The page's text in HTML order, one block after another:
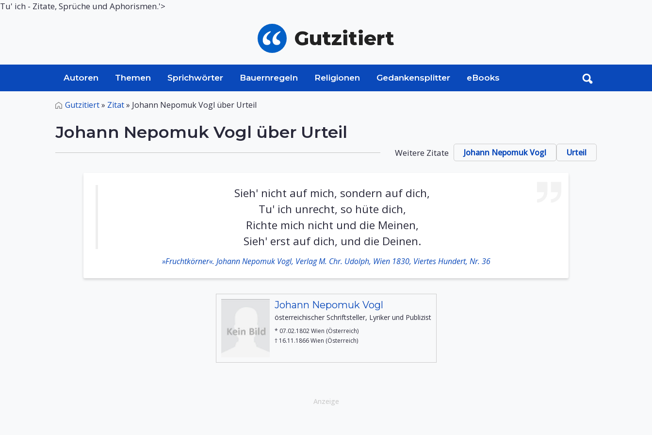
Tu' ich - Zitate, Sprüche und Aphorismen.'>
Gutzitiert
Autoren Themen Sprichwörter Bauernregeln Religionen Gedankensplitter eBooks
Gutzitiert» Zitat» Johann Nepomuk Vogl über Urteil
Johann Nepomuk Vogl über Urteil
Weitere Zitate Johann Nepomuk Vogl Urteil
Sieh' nicht auf mich, sondern auf dich,
Tu' ich unrecht, so hüte dich,
Richte mich nicht und die Meinen,
Sieh' erst auf dich, und die Deinen.
»Fruchtkörner«. Johann Nepomuk Vogl, Verlag M. Chr. Udolph, Wien 1830, Viertes Hundert, Nr. 36
Johann Nepomuk Vogl
österreichischer Schriftsteller, Lyriker und Publizist
* 07.02.1802 Wien (Österreich)
† 16.11.1866 Wien (Österreich)
Anzeige